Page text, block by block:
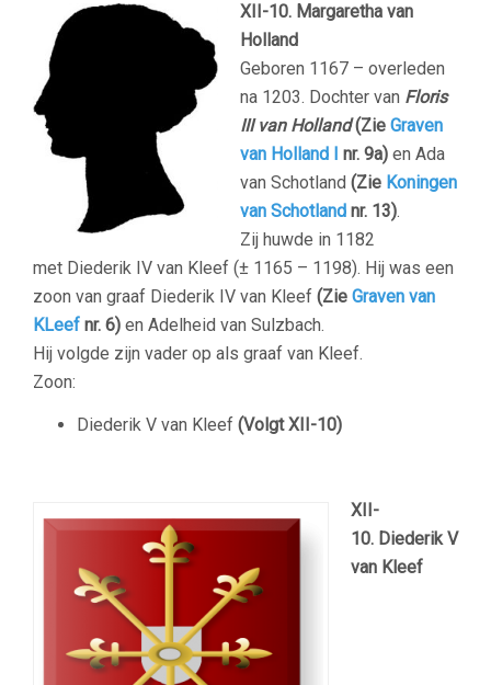
XII-10. Margaretha van
Holland
Geboren 1167 – overleden
na 1203. Dochter van Floris
III van Holland(Zie Graven
van Holland I nr. 9a) en Ada
van Schotland (Zie Koningen
van Schotland nr. 13).
Zij huwde in 1182
met Diederik IV van Kleef (± 1165 – 1198). Hij was een
zoon van graaf Diederik IV van Kleef (Zie Graven van
KLeef nr. 6) en Adelheid van Sulzbach.
Hij volgde zijn vader op als graaf van Kleef.
Zoon:
Diederik V van Kleef (Volgt XII-10)
XII-
10. Diederik V
van Kleef